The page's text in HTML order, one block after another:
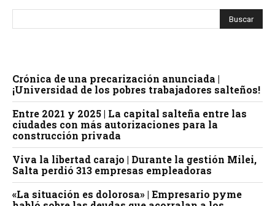
Crónica de una precarización anunciada |
¡Universidad de los pobres trabajadores salteños!
Entre 2021 y 2025 | La capital salteña entre las
ciudades con más autorizaciones para la
construcción privada
Viva la libertad carajo | Durante la gestión Milei,
Salta perdió 313 empresas empleadoras
«La situación es dolorosa» | Empresario pyme